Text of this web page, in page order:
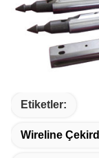
Etiketler:
Wireline